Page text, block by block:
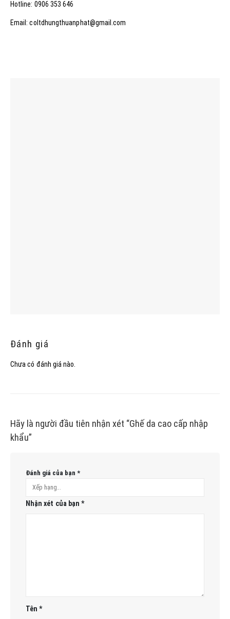
Hotline: 0906 353 646
Email: coltdhungthuanphat@gmail.com
Đánh giá
Chưa có đánh giá nào.
Hãy là người đầu tiên nhận xét “Ghế da cao cấp nhập
khẩu”
Đánh giá của bạn *
Nhận xét của bạn*
Tên*